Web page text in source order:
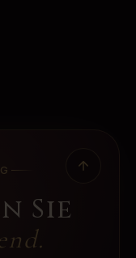
Sie